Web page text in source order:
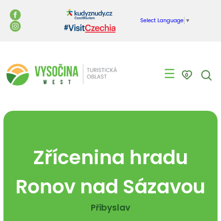
Select Language ▼
☰ 0
Zřícenina hradu
Ronov nad Sázavou
Přibyslav